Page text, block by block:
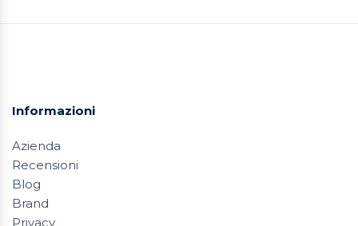
Informazioni
Azienda
Recensioni
Blog
Brand
Privacy